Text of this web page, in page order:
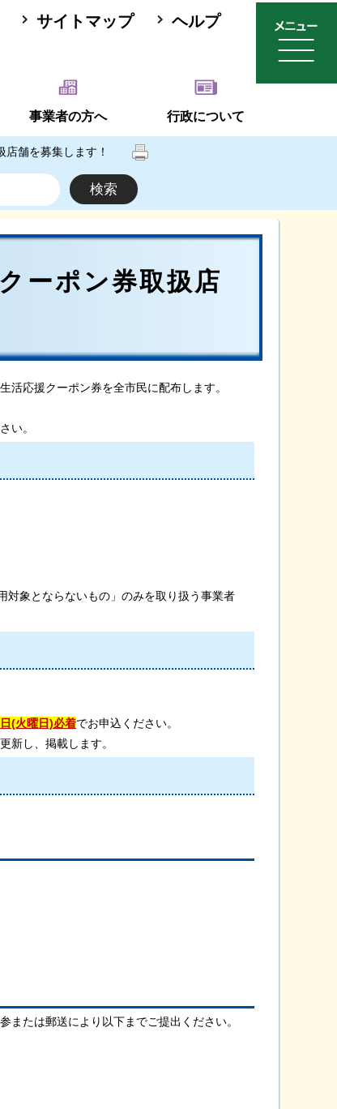
サイトマップ ヘルプ
事業者の方へ 行政について
店舗を募集します！
ーポン券取扱店
活応援クーポン券を全市民に配布します。
い。
対象とならないもの」のみを取り扱う事業者
(火曜日)必着でお申込ください。
新し、掲載します。
または郵送により以下までご提出ください。